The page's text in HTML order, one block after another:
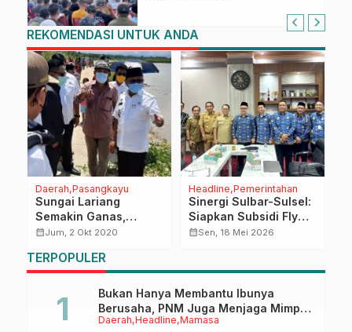
REKOMENDASI UNTUK ANDA
Daerah Pasangkayu
Sungai Lariang
Semakin Ganas,
Bupati Desak Balai
calendar_monthJum, 2 Okt 2020
Headline Pemerintahan
Sinergi Sulbar-Sulsel:
Siapkan Subsidi Fly
Jaya Air untuk Rute
calendar_monthSen, 18 Mei 2026
TERPOPULER
Daerah Headline Mamasa
Bukan Hanya Membantu Ibunya
Berusaha, PNM Juga Menjaga Mimpi
Anaknya Untuk Menggapai Cita-Cita